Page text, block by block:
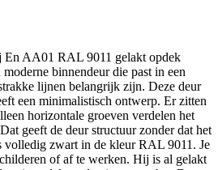
AA01 RAL 9011 gelakt opdek
binnendeur die past in een
lijnen belangrijk zijn. Deze deur
een minimalistisch ontwerp. Er zitten
horizontale groeven verdelen het
geeft de deur structuur zonder dat het
zwart in de kleur RAL 9011. Je
of af te werken. Hij is al gelakt